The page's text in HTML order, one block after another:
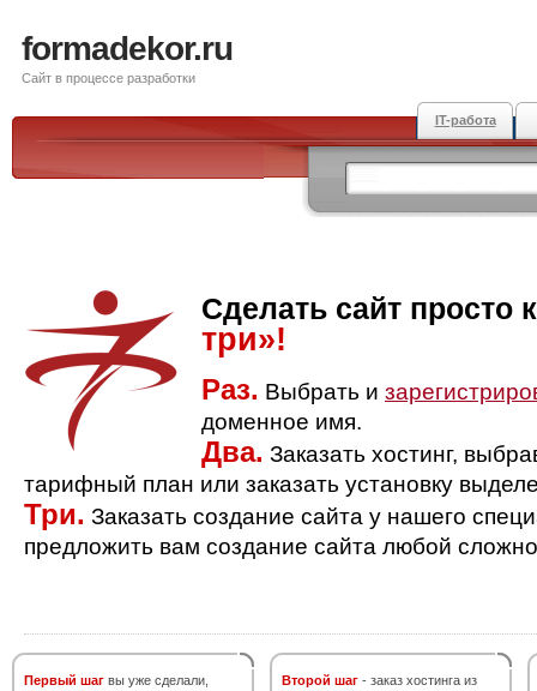
formadekor.ru
Сайт в процессе разработки
IT-работа
Сделать сайт просто
три»!
Раз. Выбрать и
доменное имя.
Два. Заказать хостинг,
тарифный план или заказать установку
Три. Заказать создание сайта у нашего
предложить вам создание сайта любой
Первый шаг вы уже сделали,
Второй шаг - заказ хостинга из